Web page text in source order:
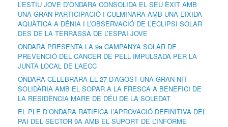
L’ESTIU JOVE D’ONDARA CONSOLIDA EL SEU ÈXIT AMB
UNA GRAN PARTICIPACIÓ I CULMINARÀ AMB UNA EIXIDA
AQUÀTICA A DÉNIA I L’OBSERVACIÓ DE L’ECLIPSI SOLAR
DES DE LA TERRASSA DE L’ESPAI JOVE
ONDARA PRESENTA LA 9a CAMPANYA SOLAR DE
PREVENCIÓ DEL CÀNCER DE PELL IMPULSADA PER LA
JUNTA LOCAL DE L’AECC
ONDARA CELEBRARÀ EL 27 D’AGOST UNA GRAN NIT
SOLIDÀRIA AMB EL SOPAR A LA FRESCA A BENEFICI DE
LA RESIDÈNCIA MARE DE DÉU DE LA SOLEDAT
EL PLE D’ONDARA RATIFICA L’APROVACIÓ DEFINITIVA DEL
PAI DEL SECTOR 9A AMB EL SUPORT DE L’INFORME